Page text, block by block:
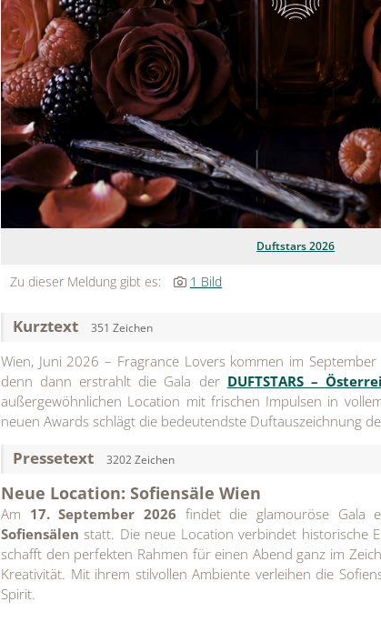
Duftstars 2026
Zu dieser Meldung gibt es: 1 Bild
Kurztext 351 Zeichen
Wien, Juni 2026 – Fragrance Lovers kommen im
denn dann erstrahlt die Gala der DUFTSTARS –
außergewöhnlichen Location mit frischen Impulsen in
neuen Awards schlägt die bedeutendste Duftauszeichnung
Pressetext 3202 Zeichen
Neue Location: Sofiensäle Wien
Am 17. September 2026 findet die glamouröse Gala
Sofiensälen statt. Die neue Location verbindet historische
schafft den perfekten Rahmen für einen Abend ganz im
Kreativität. Mit ihrem stilvollen Ambiente verleihen die
Spirit.